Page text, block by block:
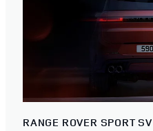
RANGE ROVER SPORT SV